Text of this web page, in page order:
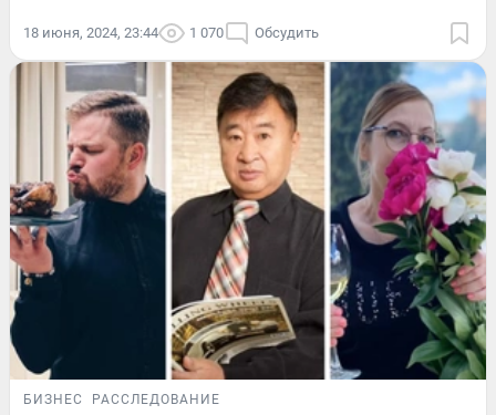
18 июня, 2024, 23:44 1 070 Обсудить
БИЗНЕС РАССЛЕДОВАНИЕ